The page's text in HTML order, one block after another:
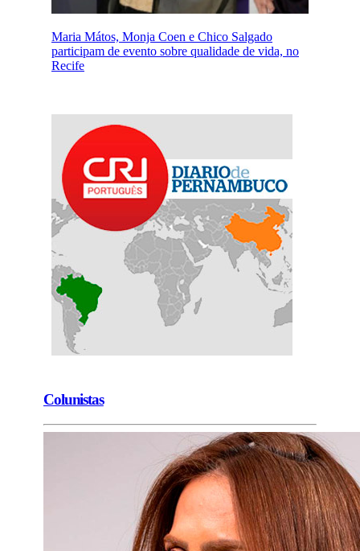
Maria Mátos, Monja Coen e Chico Salgado
participam de evento sobre qualidade de vida, no
Recife
Colunistas